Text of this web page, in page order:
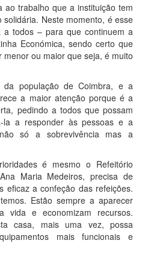
ao trabalho que a instituição tem
Neste momento, é esse
todos – para que continuem a
Económica, sendo certo que
ou maior que seja, é muito
população de Coimbra, e a
a maior atenção porque é a
pedindo a todos que possam
la a responder às pessoas e a
só a sobrevivência mas a
é mesmo o Refeitório
Maria Medeiros, precisa de
eficaz a confeção das refeições.
Estão sempre a aparecer
vida e economizam recursos.
casa, mais uma vez, possa
mais funcionais e